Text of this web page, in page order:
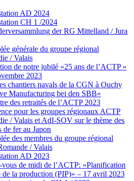
AD 2024
CH 1 /2024
der RG Mittelland / Jura
générale du groupe régional
/ Valais
de notre jubilé «25 ans de l’ACTP »
2023
chantiers navals de la CGN à Ouchy
Manufacturing bei den SBB»
des retraités de l’ACTP 2023
pour les groupes régionaux ACTP
/ Valais et AdI-SOV sur le thème des
de fer au Japon
des membres du groupe régional
/ Valais
AD 2023
vous de midi de l’ACTP: «Planification
de la production (PIP)» – 17 avril 2023